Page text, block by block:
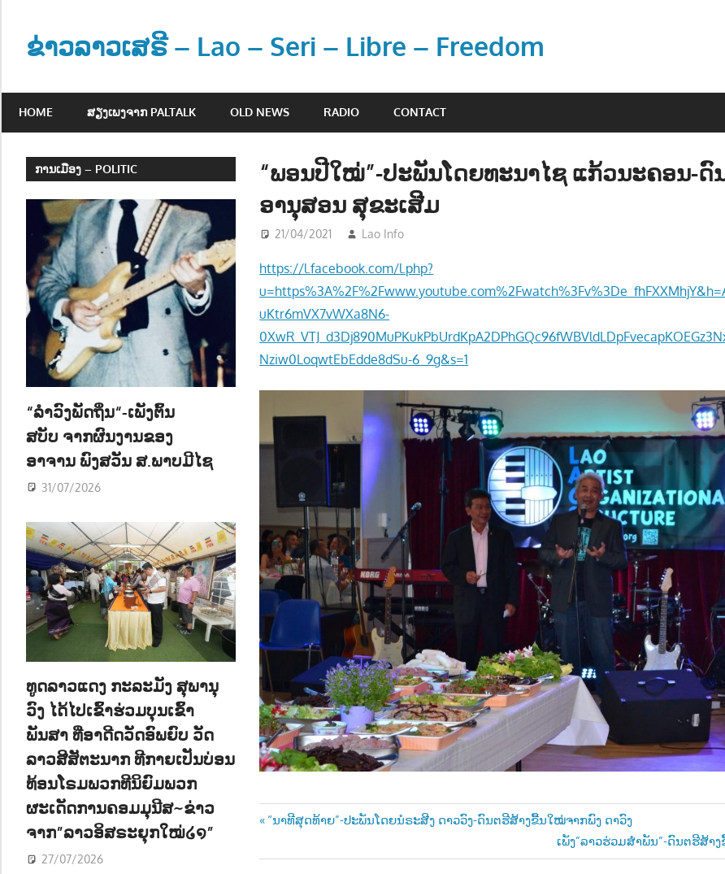
contentຂ່າວລາວເສຣີ – Lao – Seri – Libre – Freedom
ວ
ະ
ຂ່
າ
ວ
າ
HOME ສຽງເພງຈາກ PALTALK OLD NEWS RADIO CONTACT
“ພອນປີໃໝ່”-ປະພັນໂດຍທະນາໄຊ ແກ້ວນະຄອນ-ດົ
ອານຸສອນ ສຸຂະເສີມ
21/04/2021 Lao Info
https://l.facebook.com/l.php?
uKtr6mVX7vWXa8N6-
Nziw0LoqwtEbEdde8dSu-6_9g&s=1
Post
navigation
Previous
“ນາທີສຸດທ້າຍ”-ປະພັນໂດຍນໍຣະສີງ ດາວວົງ-ດົນຕຮີສ້າງຂື້ນໃໝ່ຈາກພົງ ດາວົງ
Next
Post:
ເພັງ”ລາວຮ່ວມສຳພັນ”-ດົນຕຮີສ້າ
ການເມືອງ – POLITIC
“ລຳວົງພັດຖິ່ນ“-ເພັງຕົ້ນ
ສບັບ ຈາກຜົນງານຂອງ
ອາຈານ ພົງສວັນ ສ.ພາບມີໄຊ
31/07/2026
ທູດລາວແດງ ກະລະມັງ ສຸພານຸ
ວົງ ໄດ້ໄປເຂົ້າຮ່ວມບຸນເຂົ້າ
ພັນສາ ທີ່ອາດີດວັດອົພຍົບ ວັດ
ລາວສີສັຕະນາກ ທີກາຍເປັນບ່ອນ
ທ້ອນໂຣມພວກທີນິຍົມພວກ
ຜະເດັດການຄອມມຸນີສ~ຂ່າວ
ຈາກ”ລາວອິສຣະຍຸກໃໝ່໒໑”
27/07/2026